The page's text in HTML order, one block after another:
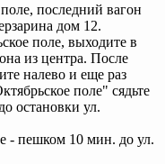
последний вагон
дом 12.
поле, выходите в
из центра. После
налево и еще раз
поле" сядьте
остановки ул.
- пешком 10 мин. до ул.